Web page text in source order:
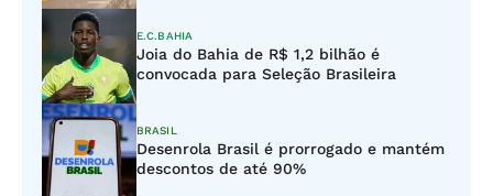
E.C.BAHIA
Joia do Bahia de R$ 1,2 bilhão é
convocada para Seleção Brasileira
BRASIL
Desenrola Brasil é prorrogado e mantém
descontos de até 90%